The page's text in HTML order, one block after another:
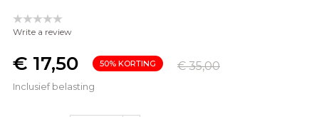
Write a review
€ 17,50 50% KORTING € 35,00
Inclusief belasting